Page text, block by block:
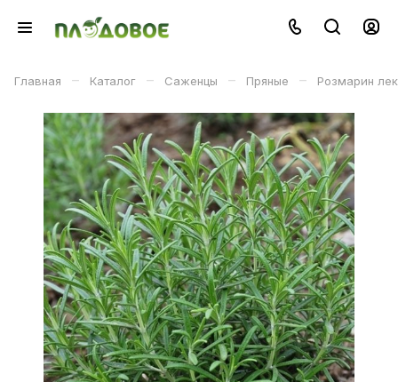
Главная – Каталог – Саженцы – Пряные – Розмарин